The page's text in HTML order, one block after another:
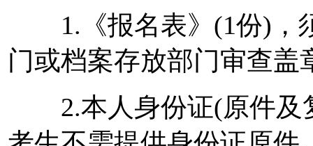
1.《报名表》(1份)，
门或档案存放部门审查盖
2.本人身份证(原件及